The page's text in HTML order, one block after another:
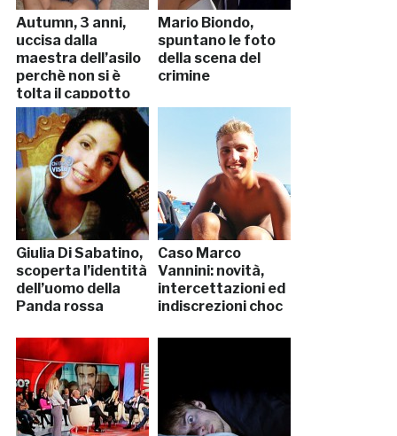
Autumn, 3 anni,
uccisa dalla
maestra dell’asilo
perchè non si è
tolta il cappotto
Mario Biondo,
spuntano le foto
della scena del
crimine
Giulia Di Sabatino,
scoperta l’identità
dell’uomo della
Panda rossa
Caso Marco
Vannini: novità,
intercettazioni ed
indiscrezioni choc